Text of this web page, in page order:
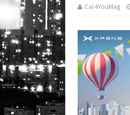
Car4YouMag